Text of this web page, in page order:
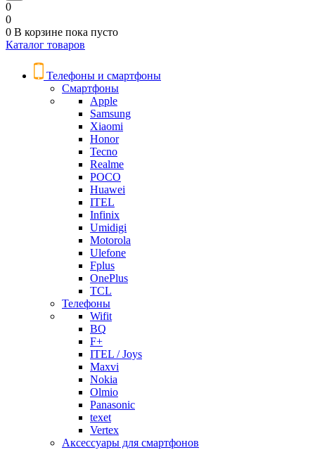
0
0
0 В корзине пока пусто
Каталог товаров
Телефоны и смартфоны
Смартфоны
Apple
Samsung
Xiaomi
Honor
Tecno
Realme
POCO
Huawei
ITEL
Infinix
Umidigi
Motorola
Ulefone
Fplus
OnePlus
TCL
Телефоны
Wifit
BQ
F+
ITEL / Joys
Maxvi
Nokia
Olmio
Panasonic
texet
Vertex
Аксессуары для смартфонов